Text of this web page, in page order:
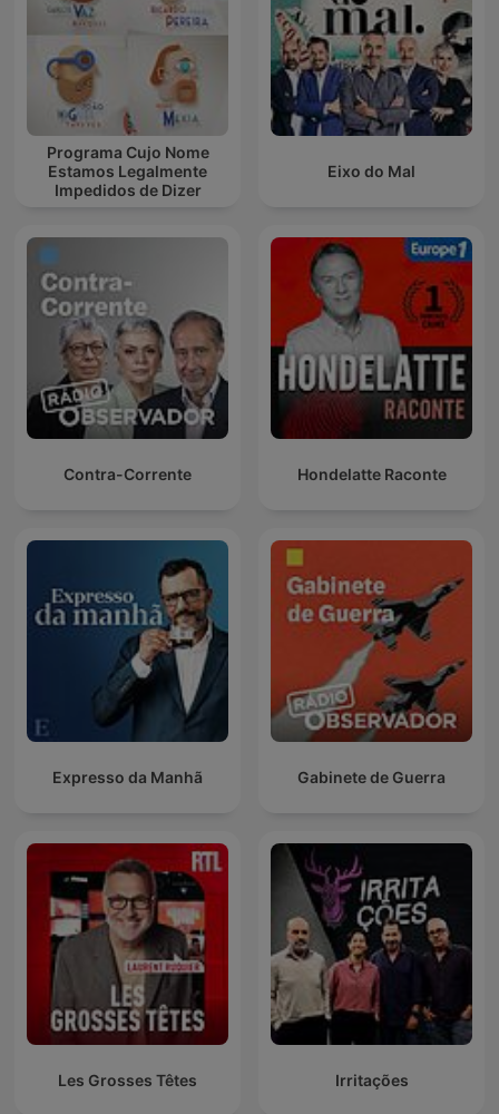
Programa Cujo Nome
Estamos Legalmente
Impedidos de Dizer
Eixo do Mal
Contra-Corrente Hondelatte Raconte
Expresso da Manhã Gabinete de Guerra
Les Grosses Têtes Irritações